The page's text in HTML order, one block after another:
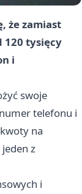
że zamiast
120 tysięcy
i
swoje
telefonu i
na
z
i